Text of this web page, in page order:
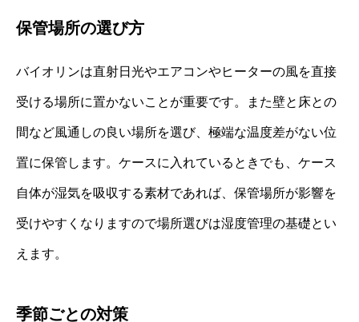
保管場所の選び方
バイオリンは直射日光やエアコンやヒーターの風を直接
受ける場所に置かないことが重要です。また壁と床との
間など風通しの良い場所を選び、極端な温度差がない位
置に保管します。ケースに入れているときでも、ケース
自体が湿気を吸収する素材であれば、保管場所が影響を
受けやすくなりますので場所選びは湿度管理の基礎とい
えます。
季節ごとの対策